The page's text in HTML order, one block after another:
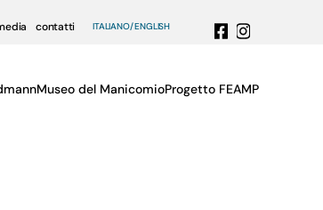
contatti ITALIANO ENGLISH
Museo del ManicomioProgetto FEAMP